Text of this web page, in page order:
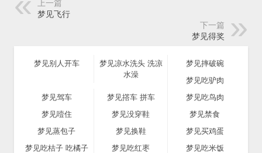
上一篇
梦见飞行
下一篇
梦见得奖
梦见别人开车
梦见凉水洗头 洗凉
水澡
梦见摔破碗
梦见吃驴肉
梦见驾车
梦见撘车 拼车
梦见吃鸟肉
梦见噎住
梦见没穿鞋
梦见禁食
梦见蒸包子
梦见换鞋
梦见买鸡蛋
梦见吃桔子 吃橘子
梦见吃红枣
梦见吃米饭